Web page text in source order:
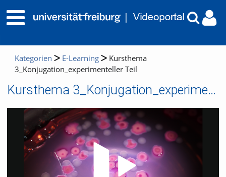
Kategorien E-Learning
Kursthema
3_Konjugation_experimenteller Teil
Kursthema 3_Konjugation_experimenteller Teil